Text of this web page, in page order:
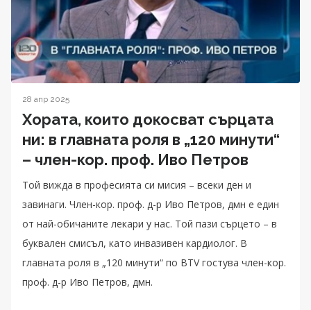
28 апр 2025
Хората, които докосват сърцата
ни: в главната роля в „120 минути“
– член-кор. проф. Иво Петров
Той вижда в професията си мисия – всеки ден и
завинаги. Член-кор. проф. д-р Иво Петров, дмн е един
от най-обичаните лекари у нас. Той пази сърцето – в
буквален смисъл, като инвазивен кардиолог. В
главната роля в „120 минути“ по BTV гостува член-кор.
проф. д-р Иво Петров, дмн.